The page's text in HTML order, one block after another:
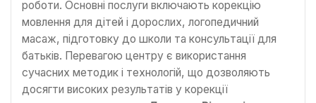
роботи. Основні послуги включають корекцію
мовлення для дітей і дорослих, логопедичний
масаж, підготовку до школи та консультації для
батьків. Перевагою центру є використання
сучасних методик і технологій, що дозволяють
досягти високих результатів у корекції